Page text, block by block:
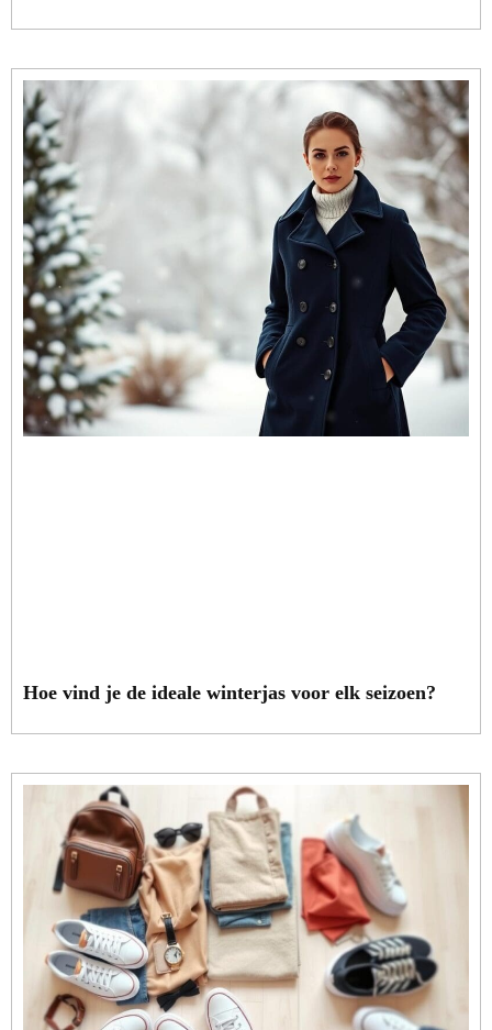
Hoe vind je de ideale winterjas voor elk seizoen?